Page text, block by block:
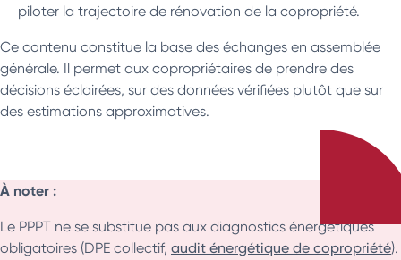
piloter la trajectoire de rénovation de la copropriété.
Ce contenu constitue la base des échanges en assemblée
générale. Il permet aux copropriétaires de prendre des
décisions éclairées, sur des données vérifiées plutôt que sur
des estimations approximatives.
À noter :
Le PPPT ne se substitue pas aux diagnostics énergétiques
obligatoires (DPE collectif, audit énergétique de copropriété).